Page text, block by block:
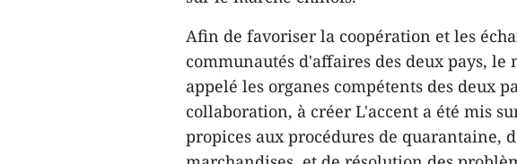
Afin de favoriser la coopération et les
communautés d'affaires des deux pays,
appelé les organes compétents des deux
collaboration, à créer L'accent a été mis
propices aux procédures de quarantaine,